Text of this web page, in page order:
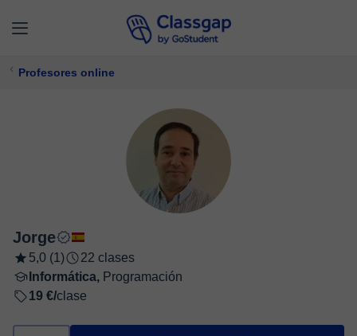
Profesores online
Jorge
5,0 (1)
22 clases
Informática, Programación
19 €/clase